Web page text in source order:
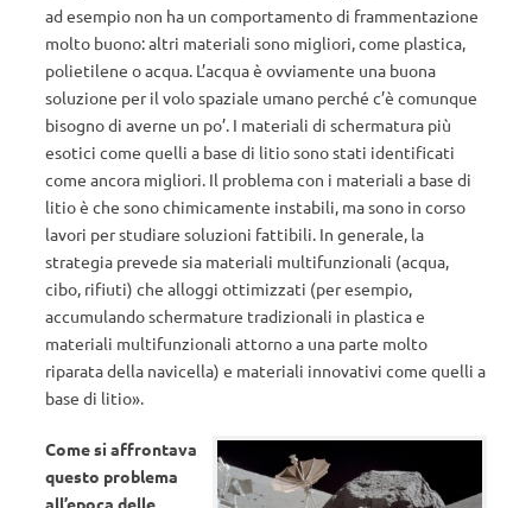
ad esempio non ha un comportamento di frammentazione
molto buono: altri materiali sono migliori, come plastica,
polietilene o acqua. L’acqua è ovviamente una buona
soluzione per il volo spaziale umano perché c’è comunque
bisogno di averne un po’. I materiali di schermatura più
esotici come quelli a base di litio sono stati identificati
come ancora migliori. Il problema con i materiali a base di
litio è che sono chimicamente instabili, ma sono in corso
lavori per studiare soluzioni fattibili. In generale, la
strategia prevede sia materiali multifunzionali (acqua,
cibo, rifiuti) che alloggi ottimizzati (per esempio,
accumulando schermature tradizionali in plastica e
materiali multifunzionali attorno a una parte molto
riparata della navicella) e materiali innovativi come quelli a
base di litio».
Come si affrontava
questo problema
all’epoca delle